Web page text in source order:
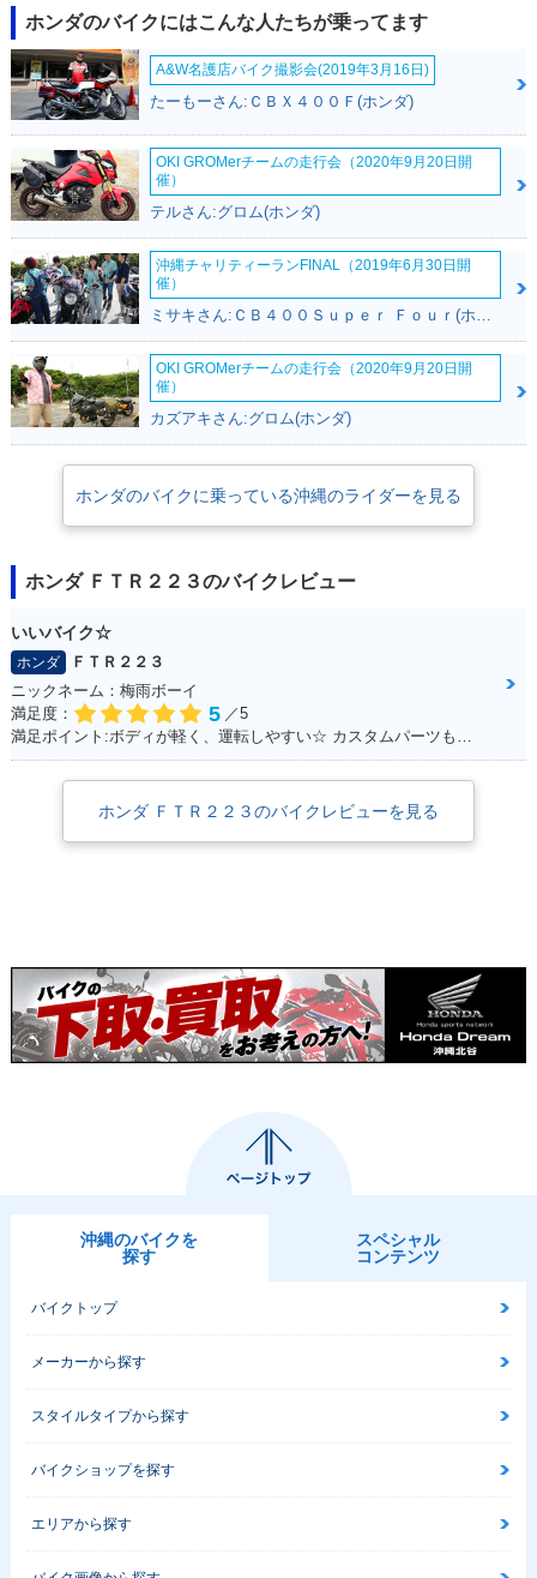
2003年 FTR モノト
ーンカラー・マイナ
2003年 FTR トリコ
ロールカラー・マイ
2002年 FTR223D・
2002年 FTR・マイ
ナーチェンジ
2001年 FTR・カラ
ホンダのバイクにはこんな人たちが乗ってます
A&W名護店バイク撮影会(2019年3月16日)
たーもーさん:ＣＢＸ４００Ｆ(ホンダ)
OKI GROMerチームの走行会（2020年9月20日開
催）
テルさん:グロム(ホンダ)
沖縄チャリティーランFINAL（2019年6月30日開
催）
OKI GROMerチームの走行会（2020年9月20日開
催）
カズアキさん:グロム(ホンダ)
ホンダのバイクに乗っている沖縄のライダーを見る
ホンダ ＦＴＲ２２３のバイクレビュー
いいバイク☆
ホンダ
ＦＴＲ２２３
ニックネーム：梅雨ボーイ
満足度：
5 ／5
ホンダ ＦＴＲ２２３のバイクレビューを見る
沖縄のバイクを
探す
スペシャル
コンテンツ
バイクトップ
メーカーから探す
スタイルタイプから探す
バイクショップを探す
エリアから探す